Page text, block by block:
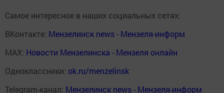
Самое интересное в наших социальных сетях:
ВКонтакте: Мензелинск news - Мензеля-информ
MAX: Новости Мензелинска - Мензеля онлайн
Одноклассники: ok.ru/menzelinsk
Telegram-канал: Мензелинск news - Мензеля-информ